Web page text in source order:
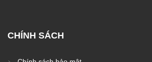
CHÍNH SÁCH